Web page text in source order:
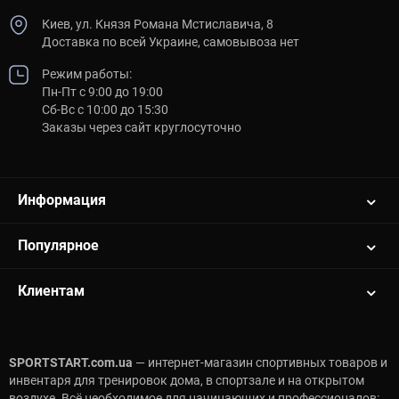
Киев, ул. Князя Романа Мстиславича, 8
Доставка по всей Украине, самовывоза нет
Режим работы:
Пн-Пт с 9:00 до 19:00
Сб-Вс с 10:00 до 15:30
Заказы через сайт круглосуточно
Информация
Популярное
Клиентам
SPORTSTART.com.ua — интернет-магазин спортивных товаров и
инвентаря для тренировок дома, в спортзале и на открытом